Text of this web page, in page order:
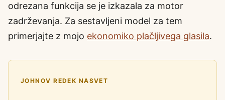
odrezana funkcija se je izkazala za motor
zadrževanja. Za sestavljeni model za tem
primerjajte z mojo ekonomiko plačljivega glasila.
JOHNOV REDEK NASVET